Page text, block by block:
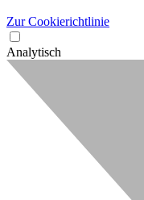
Zur Cookierichtlinie
Analytisch